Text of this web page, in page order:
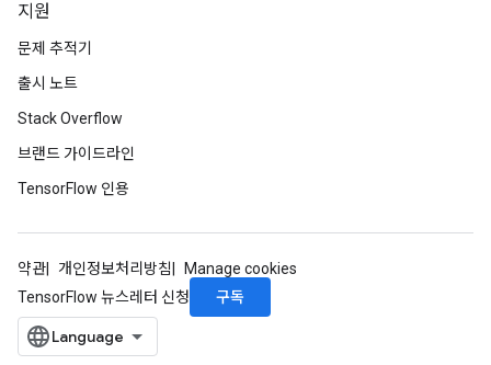
지원
문제 추적기
출시 노트
Stack Overflow
브랜드 가이드라인
TensorFlow 인용
약관 개인정보처리방침
Manage cookies
TensorFlow 뉴스레터 신청
구독